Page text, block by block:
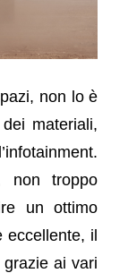
non lo è
materiali,
non troppo
un ottimo
eccellente, il
ai vari